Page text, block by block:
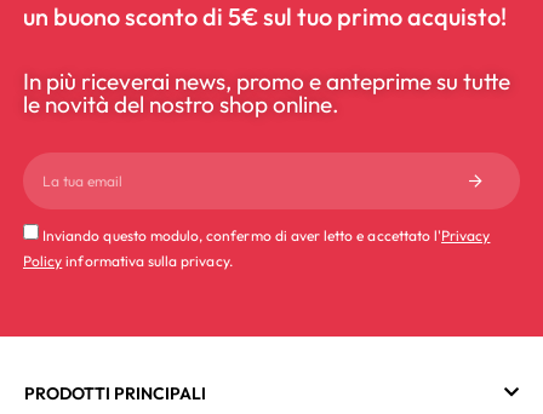
un buono sconto di 5€ sul tuo primo acquisto!
In più riceverai news, promo e anteprime su tutte
le novità del nostro shop online.
Inviando questo modulo, confermo di aver letto e accettato l'Privacy
Policy informativa sulla privacy.
PRODOTTI PRINCIPALI